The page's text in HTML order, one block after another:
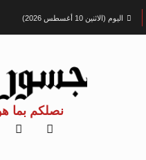
اليوم (الاثنين 10 أغسطس 2026)
نصلكم بما